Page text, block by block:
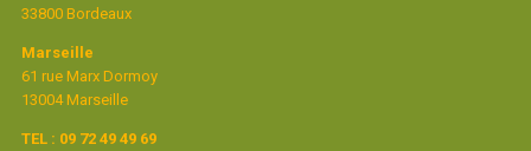
33800 Bordeaux
Marseille
61 rue Marx Dormoy
13004 Marseille
TEL : 09 72 49 49 69